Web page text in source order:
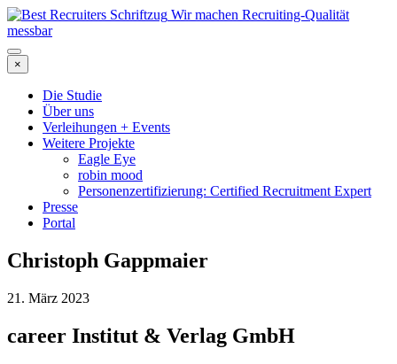
Wir machen Recruiting-Qualität
messbar
×
Die Studie
Über uns
Verleihungen + Events
Weitere Projekte
Eagle Eye
robin mood
Personenzertifizierung: Certified Recruitment Expert
Presse
Portal
Christoph Gappmaier
21. März 2023
career Institut & Verlag GmbH